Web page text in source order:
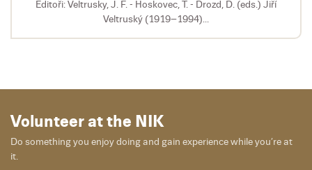
Editoři: Veltrusky, J. F. - Hoskovec, T. - Drozd, D. (eds.) Jiří
Veltruský (1919–1994)...
Volunteer at the NIK
Do something you enjoy doing and gain experience while you’re at
it.